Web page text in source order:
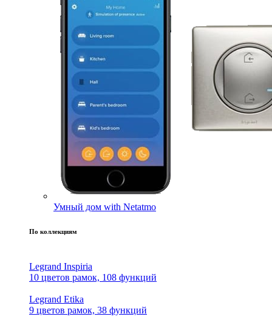
Умный дом with Netatmo
По коллекциям
Legrand Inspiria
10 цветов рамок, 108 функций
Legrand Etika
9 цветов рамок, 38 функций